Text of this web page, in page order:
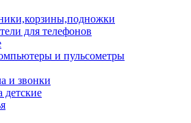
для телефонов
и пульсометры
и звонки
детские